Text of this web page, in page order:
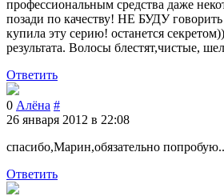
профессиональным средства даже
позади по качеству! НЕ БУДУ
купила эту серию! останется
результата. Волосы блестят,чистые,
Ответить
0 Алёна #
26 января 2012 в 22:08
спасибо,Марин,обязательно
Ответить